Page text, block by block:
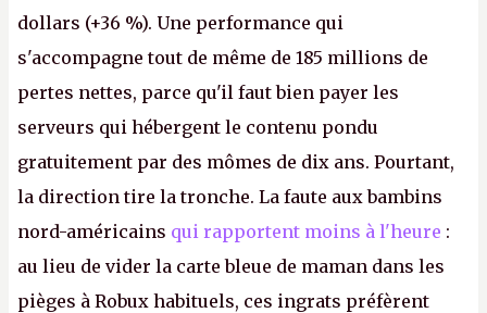
dollars (+36 %). Une performance qui
s'accompagne tout de même de 185 millions de
pertes nettes, parce qu'il faut bien payer les
serveurs qui hébergent le contenu pondu
gratuitement par des mômes de dix ans. Pourtant,
la direction tire la tronche. La faute aux bambins
nord-américains qui rapportent moins à l'heure :
au lieu de vider la carte bleue de maman dans les
pièges à Robux habituels, ces ingrats préfèrent